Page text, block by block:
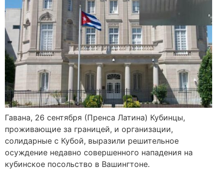
Гавана, 26 сентября (Пренса Латина) Кубинцы,
проживающие за границей, и организации,
солидарные с Кубой, выразили решительное
осуждение недавно совершенного нападения на
кубинское посольство в Вашингтоне.